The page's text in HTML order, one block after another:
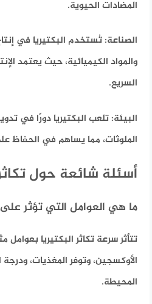
المضادات الحيوية.
الصناعة: تُستخدم البكتيريا في إنتاج
والمواد الكيميائية، حيث يعتمد
السريع.
البيئة: تلعب البكتيريا دورًا في
الملوثات، مما يساهم في الحفاظ
أسئلة شائعة حول تكاثر
ما هي العوامل التي تؤثر على
تتأثر سرعة تكاثر البكتيريا
المحيطة.